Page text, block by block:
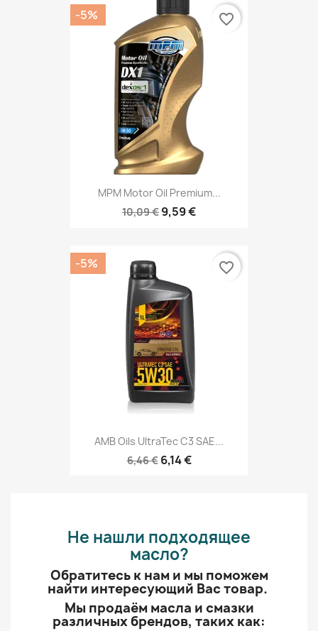
MPM Motor Oil Premium...
10,09 € 9,59 €
-5% favorite_border
AMB Oils UltraTec C3 SAE...
6,46 € 6,14 €
-5% favorite_border
Не нашли подходящее
масло?
Обратитесь к нам и мы поможем
найти интересующий Вас товар.
Мы продаём масла и смазки
различных брендов, таких как: